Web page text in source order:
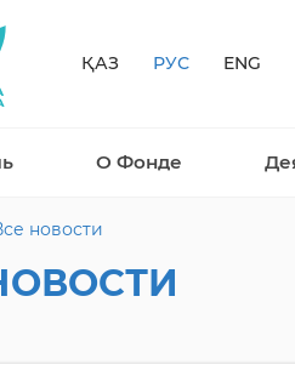
ҚАЗ РУС ENG
О Фонде
новости